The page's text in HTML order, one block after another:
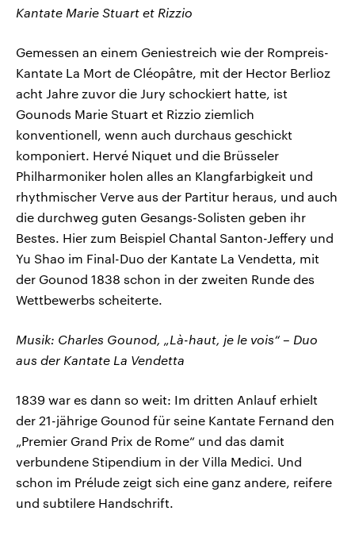
Kantate Marie Stuart et Rizzio
Gemessen an einem Geniestreich wie der Rompreis-
Kantate La Mort de Cléopâtre, mit der Hector Berlioz
acht Jahre zuvor die Jury schockiert hatte, ist
Gounods Marie Stuart et Rizzio ziemlich
konventionell, wenn auch durchaus geschickt
komponiert. Hervé Niquet und die Brüsseler
Philharmoniker holen alles an Klangfarbigkeit und
rhythmischer Verve aus der Partitur heraus, und auch
die durchweg guten Gesangs-Solisten geben ihr
Bestes. Hier zum Beispiel Chantal Santon-Jeffery und
Yu Shao im Final-Duo der Kantate La Vendetta, mit
der Gounod 1838 schon in der zweiten Runde des
Wettbewerbs scheiterte.
Musik: Charles Gounod, „Là-haut, je le vois“ – Duo
aus der Kantate La Vendetta
1839 war es dann so weit: Im dritten Anlauf erhielt
der 21-jährige Gounod für seine Kantate Fernand den
„Premier Grand Prix de Rome“ und das damit
verbundene Stipendium in der Villa Medici. Und
schon im Prélude zeigt sich eine ganz andere, reifere
und subtilere Handschrift.